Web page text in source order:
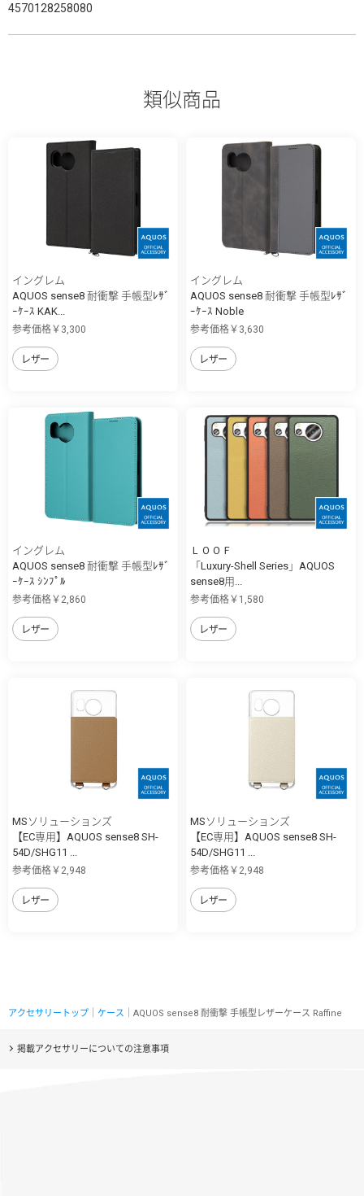
4570128258080
類似商品
イングレム
AQUOS sense8 耐衝撃 手帳型ﾚｻﾞ
ｰｹｰｽ KAK...
参考価格￥3,300
レザー
イングレム
AQUOS sense8 耐衝撃 手帳型ﾚｻﾞ
ｰｹｰｽ Noble
参考価格￥3,630
レザー
イングレム
AQUOS sense8 耐衝撃 手帳型ﾚｻﾞ
ｰｹｰｽ ｼﾝﾌﾟﾙ
参考価格￥2,860
レザー
ＬＯＯＦ
「Luxury-Shell Series」AQUOS
sense8用...
参考価格￥1,580
レザー
MSソリューションズ
【EC専用】AQUOS sense8 SH-
54D/SHG11 ...
参考価格￥2,948
レザー
MSソリューションズ
【EC専用】AQUOS sense8 SH-
54D/SHG11 ...
参考価格￥2,948
レザー
アクセサリートップ ケース ｜AQUOS sense8 耐衝撃 手帳型レザーケース Raffine
掲載アクセサリーについての注意事項